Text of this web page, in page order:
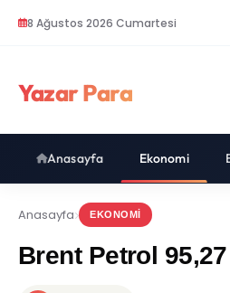
8 Ağustos 2026 Cumartesi
Yazar Para
Anasayfa Ekonomi
Anasayfa EKONOMI
Brent Petrol